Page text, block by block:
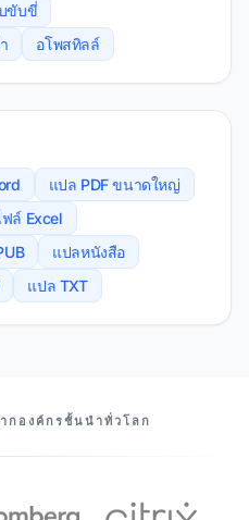
ขับขี่
อโพสทิลล์
แปล PDF ขนาดใหญ่
ล์ Excel
แปลหนังสือ
แปล TXT
กองค์กรชั้นนําทั่วโลก